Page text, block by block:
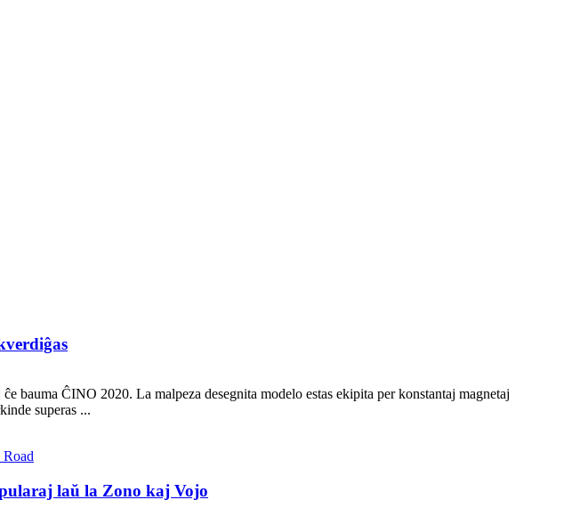
bauma ĈINO 2020. La malpeza desegnita modelo estas ekipita per konstantaj magnetaj
superas ...
laŭ la Zono kaj Vojo